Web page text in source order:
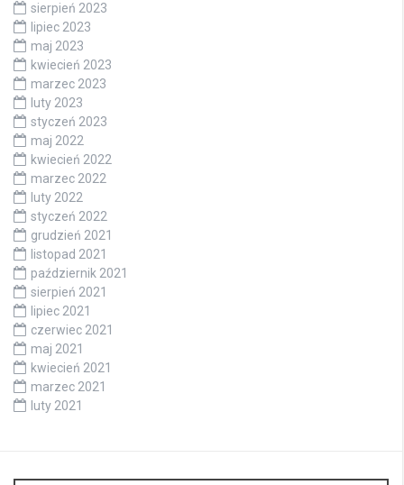
sierpień 2023
lipiec 2023
maj 2023
kwiecień 2023
marzec 2023
luty 2023
styczeń 2023
maj 2022
kwiecień 2022
marzec 2022
luty 2022
styczeń 2022
grudzień 2021
listopad 2021
październik 2021
sierpień 2021
lipiec 2021
czerwiec 2021
maj 2021
kwiecień 2021
marzec 2021
luty 2021